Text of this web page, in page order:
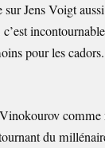
sur Jens Voigt
c’est
pour les
comme
du